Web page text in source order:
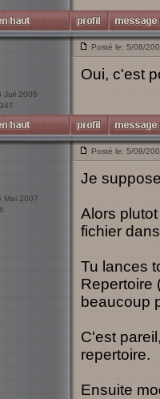
Juil 2006
Posté le: 5/08/
Oui, c'est
Mai 2007
Posté le: 5/09/
Je
Alors
fichier
Tu lances
Repertoire
beaucoup
C'est
repertoire.
Ensuite